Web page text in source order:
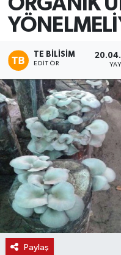
TE BILISIM
EDITÖR
Paylaş